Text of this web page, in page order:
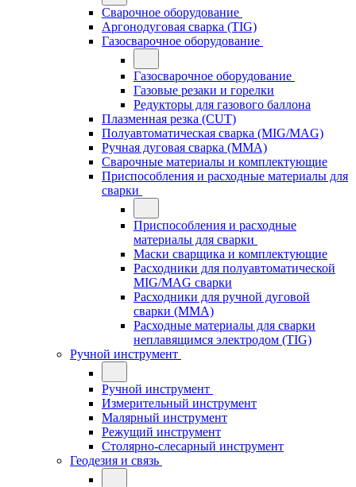
Сварочное оборудование
Аргонодуговая сварка (TIG)
Газосварочное оборудование
Газосварочное оборудование
Газовые резаки и горелки
Редукторы для газового баллона
Плазменная резка (CUT)
Полуавтоматическая сварка (MIG/MAG)
Ручная дуговая сварка (MMA)
Сварочные материалы и комплектующие
Приспособления и расходные материалы для
сварки
Приспособления и расходные
материалы для сварки
Маски сварщика и комплектующие
Расходники для полуавтоматической
MIG/MAG сварки
Расходники для ручной дуговой
сварки (MMA)
Расходные материалы для сварки
неплавящимся электродом (TIG)
Ручной инструмент
Ручной инструмент
Измерительный инструмент
Малярный инструмент
Режущий инструмент
Столярно-слесарный инструмент
Геодезия и связь